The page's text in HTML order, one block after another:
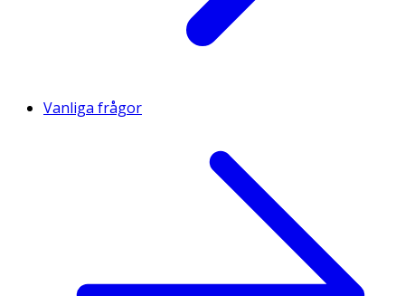
Vanliga frågor